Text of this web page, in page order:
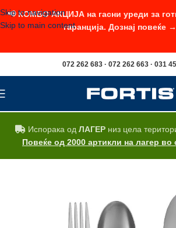
Skip to navigation
Skip to main content
072 262 683 · 072 262 663 · 031
Испорака од ЛАГЕРниз цела
Повеќе од 2000 артикли на лагер
📢 КОМБО АКЦИЈА на гасни уреди за
гаранција. Дознај повеќе